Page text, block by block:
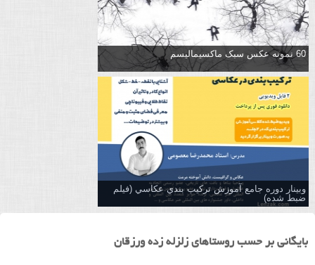
60 نمونه عکس سبک ماکسیمالیسم
وبینار دوره جامع آموزش تركيب بندي عكاسي (فیلم
ضبط شده)
بایگانی بر حسب روستاهای زلزله زده ورزقان